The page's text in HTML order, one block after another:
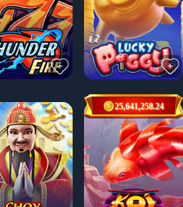
25,641,258.24